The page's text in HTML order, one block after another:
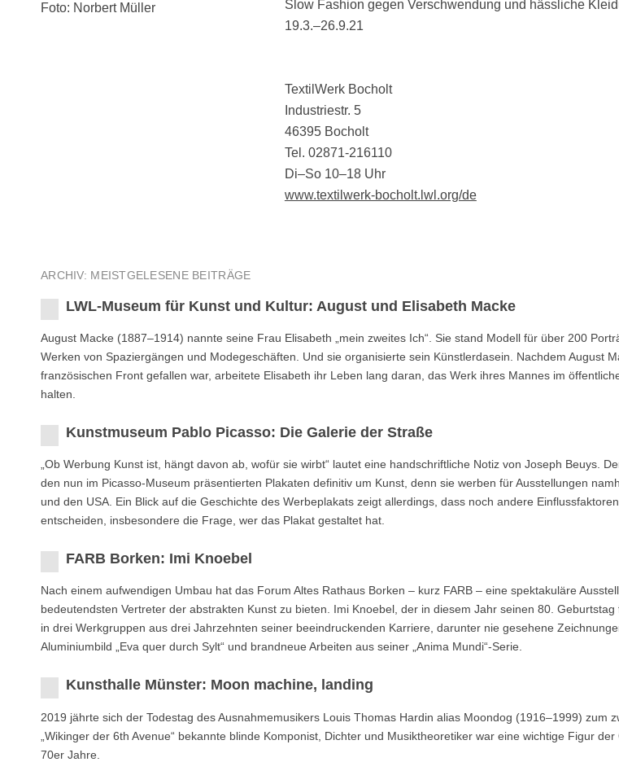
Foto: Norbert Müller
Slow Fashion gegen Verschwendung und hässliche
19.3.–26.9.21
TextilWerk Bocholt
Industriestr. 5
46395 Bocholt
Tel. 02871-216110
Di–So 10–18 Uhr
www.textilwerk-bocholt.lwl.org/de
ARCHIV: MEISTGELESENE BEITRÄGE
LWL-Museum für Kunst und Kultur: August und Elisabeth Macke
August Macke (1887–1914) nannte seine Frau Elisabeth „mein zweites Ich“. Sie stand Modell für über 200
Werken von Spaziergängen und Modegeschäften. Und sie organisierte sein Künstlerdasein. Nachdem August
französischen Front gefallen war, arbeitete Elisabeth ihr Leben lang daran, das Werk ihres Mannes im
halten.
Kunstmuseum Pablo Picasso: Die Galerie der Straße
„Ob Werbung Kunst ist, hängt davon ab, wofür sie wirbt“ lautet eine handschriftliche Notiz von Joseph Beuys.
den nun im Picasso-Museum präsentierten Plakaten definitiv um Kunst, denn sie werben für Ausstellungen
und den USA. Ein Blick auf die Geschichte des Werbeplakats zeigt allerdings, dass noch andere
entscheiden, insbesondere die Frage, wer das Plakat gestaltet hat.
FARB Borken: Imi Knoebel
Nach einem aufwendigen Umbau hat das Forum Altes Rathaus Borken – kurz FARB – eine spektakuläre
bedeutendsten Vertreter der abstrakten Kunst zu bieten. Imi Knoebel, der in diesem Jahr seinen 80.
in drei Werkgruppen aus drei Jahrzehnten seiner beeindruckenden Karriere, darunter nie gesehene
Aluminiumbild „Eva quer durch Sylt“ und brandneue Arbeiten aus seiner „Anima Mundi“-Serie.
Kunsthalle Münster: Moon machine, landing
2019 jährte sich der Todestag des Ausnahmemusikers Louis Thomas Hardin alias Moondog (1916–1999) zum
„Wikinger der 6th Avenue“ bekannte blinde Komponist, Dichter und Musiktheoretiker war eine wichtige Figur
70er Jahre.